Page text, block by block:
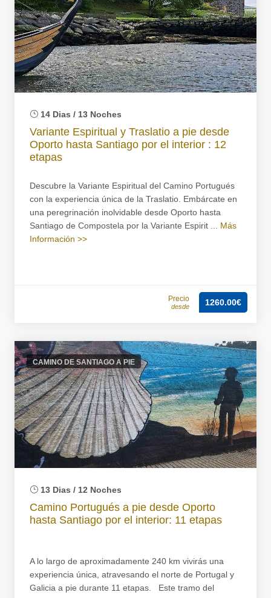
14 Dias / 13 Noches
Variante Espiritual y Traslatio a pie desde
Oporto hasta Santiago por el interior : 12
etapas
Descubre la Variante Espiritual del Camino Portugués
con la experiencia única de la Traslatio. Embárcate en
una peregrinación inolvidable desde Oporto hasta
Santiago de Compostela por la Variante Espirit ... Más
Información >>
Precio
desde 1260.00€
CAMINO DE SANTIAGO A PIE
13 Dias / 12 Noches
Camino Portugués a pie desde Oporto
hasta Santiago por el interior: 11 etapas
A lo largo de aproximadamente 240 km vivirás una
experiencia única, atravesando el norte de Portugal y
Galicia a pie durante 11 etapas. Este tramo del